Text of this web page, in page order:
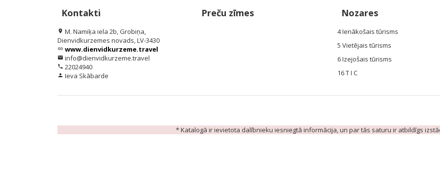
Kontakti
location_on M. Namiķa iela 2b, Grobiņa,
Dienvidkurzemes novads, LV-3430
link www.dienvidkurzeme.travel
email info@dienvidkurzeme.travel
phone 22024940
person Ieva Skābarde
Preču zīmes Nozares
4 Ienākošais tūrisms
5 Vietējais tūrisms
6 Izejošais tūrisms
16 T I C
* Katalogā ir ievietota dalībnieku iesniegtā informācija, un par tās saturu ir atbildīgs